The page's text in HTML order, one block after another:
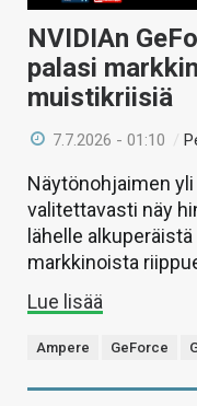
NVIDIAn
palasi
muistikriisiä
7.7.2026 - 01:10 /
Näytönohjaimen
valitettavasti näy
lähelle
markkinoista
Lue lisää
Ampere GeForce